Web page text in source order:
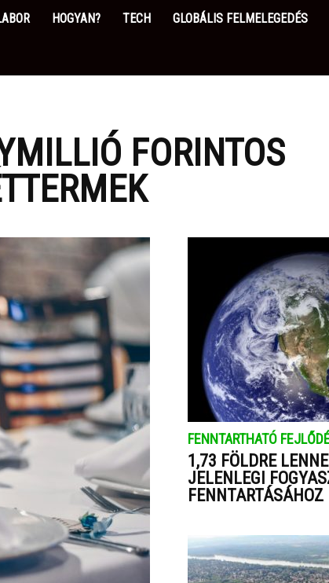
HOGYAN? TECH GLOBÁLIS FELMELEGEDÉS
FORINTOS
FENNTARTHATÓ
1,73 FÖLDRE
JELENLEGI
FENNTARTÁSÁHOZ